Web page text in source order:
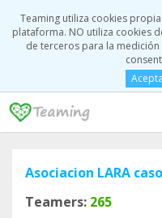
Teaming utiliza cookies
plataforma. NO utiliza cookies
de terceros para la medición
Asociacion LARA
Teamers: 265